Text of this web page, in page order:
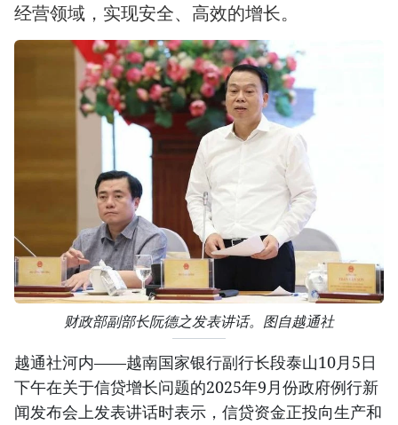
经营领域，实现安全、高效的增长。
财政部副部长阮德之发表讲话。图自越通社
越通社河内——越南国家银行副行长段泰山10月5日
下午在关于信贷增长问题的2025年9月份政府例行新
闻发布会上发表讲话时表示，信贷资金正投向生产和